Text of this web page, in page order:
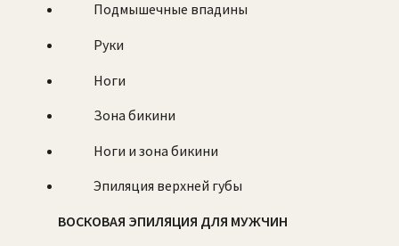
Подмышечные впадины
Руки
Ноги
Зона бикини
Ноги и зона бикини
Эпиляция верхней губы
ВОСКОВАЯ ЭПИЛЯЦИЯ ДЛЯ МУЖЧИН